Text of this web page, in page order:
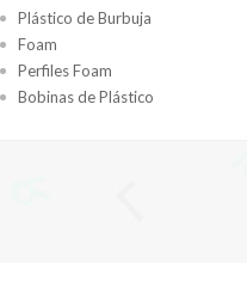
Plástico de Burbuja
Foam
Perfiles Foam
Bobinas de Plástico